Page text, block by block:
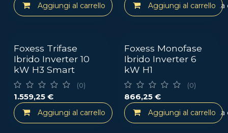
Aggiungi al carrello Aggiungi alla lista
Aggiungi al carrello
Foxess Trifase
Ibrido Inverter 10
kW H3 Smart
(0)
1.559,25 €
Aggiungi al carrello Aggiungi alla lista
Foxess Monofase
Ibrido Inverter 6
kW H1
(0)
866,25€
Aggiungi al carrello